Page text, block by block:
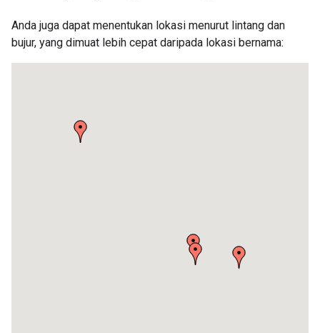
Anda juga dapat menentukan lokasi menurut lintang dan
bujur, yang dimuat lebih cepat daripada lokasi bernama: